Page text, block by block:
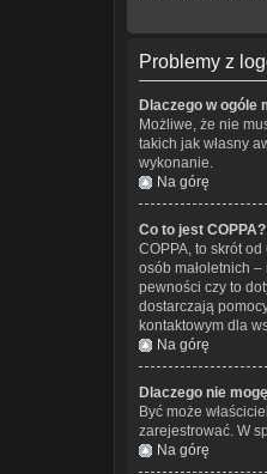
Problemy z
Dlaczego w ogóle
Możliwe, że nie
takich jak własny
wykonanie.
Na górę
Co to jest COPPA?
COPPA, to skrót
osób małoletnich
pewności czy to
dostarczają
kontaktowym dla
Na górę
Dlaczego nie
Być może
zarejestrować. W
Na górę